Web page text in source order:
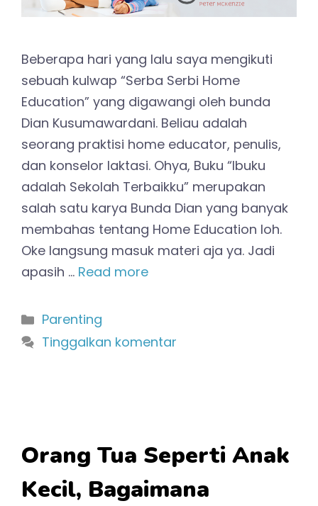
Beberapa hari yang lalu saya mengikuti
sebuah kulwap “Serba Serbi Home
Education” yang digawangi oleh bunda
Dian Kusumawardani. Beliau adalah
seorang praktisi home educator, penulis,
dan konselor laktasi. Ohya, Buku “Ibuku
adalah Sekolah Terbaikku” merupakan
salah satu karya Bunda Dian yang banyak
membahas tentang Home Education loh.
Oke langsung masuk materi aja ya. Jadi
apasih … Read more
Kategori
Parenting
Tinggalkan komentar
Orang Tua Seperti Anak
Kecil, Bagaimana